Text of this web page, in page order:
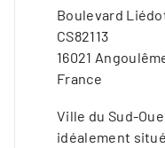
Boulevard
CS82113
16021
France
Ville du Sud-
idéalement